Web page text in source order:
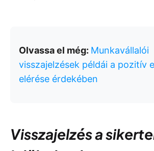
Olvassa el még: Munkavállalói
visszajelzések példái a pozitív
elérése érdekében
Visszajelzés a